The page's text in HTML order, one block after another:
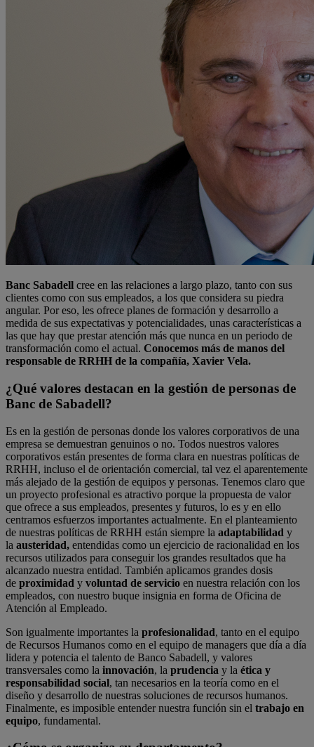
Banc Sabadell cree en las relaciones a largo plazo, tanto con sus
clientes como con sus empleados, a los que considera su piedra
angular. Por eso, les ofrece planes de formación y desarrollo a
medida de sus expectativas y potencialidades, unas características a
las que hay que prestar atención más que nunca en un periodo de
transformación como el actual. Conocemos más de manos del
responsable de RRHH de la compañía, Xavier Vela.
¿Qué valores destacan en la gestión de personas de
Banc de Sabadell?
Es en la gestión de personas donde los valores corporativos de una
empresa se demuestran genuinos o no. Todos nuestros valores
corporativos están presentes de forma clara en nuestras políticas de
RRHH, incluso el de orientación comercial, tal vez el aparentemente
más alejado de la gestión de equipos y personas. Tenemos claro que
un proyecto profesional es atractivo porque la propuesta de valor
que ofrece a sus empleados, presentes y futuros, lo es y en ello
centramos esfuerzos importantes actualmente. En el planteamiento
de nuestras políticas de RRHH están siempre la adaptabilidad y
la austeridad, entendidas como un ejercicio de racionalidad en los
recursos utilizados para conseguir los grandes resultados que ha
alcanzado nuestra entidad. También aplicamos grandes dosis
de proximidad y voluntad de servicio en nuestra relación con los
empleados, con nuestro buque insignia en forma de Oficina de
Atención al Empleado.
Son igualmente importantes la profesionalidad, tanto en el equipo
de Recursos Humanos como en el equipo de managers que día a día
lidera y potencia el talento de Banco Sabadell, y valores
transversales como la innovación, la prudencia y la ética y
responsabilidad social, tan necesarios en la teoría como en el
diseño y desarrollo de nuestras soluciones de recursos humanos.
Finalmente, es imposible entender nuestra función sin el trabajo en
equipo, fundamental.